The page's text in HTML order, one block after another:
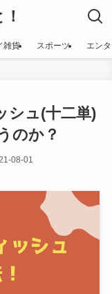
雑貨 スポーツ エン
シュ(十二単)
のか？
08-01